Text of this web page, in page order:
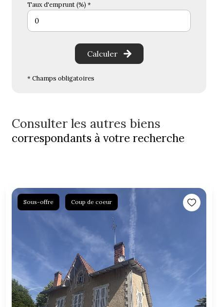
Taux d'emprunt (%) *
Calculer
* Champs obligatoires
Consulter les autres biens
correspondants à votre recherche
Sous-offre Coup de coeur